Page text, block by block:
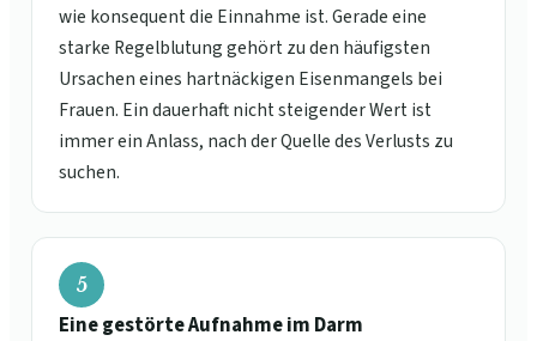
wie konsequent die Einnahme ist. Gerade eine
starke Regelblutung gehört zu den häufigsten
Ursachen eines hartnäckigen Eisenmangels bei
Frauen. Ein dauerhaft nicht steigender Wert ist
immer ein Anlass, nach der Quelle des Verlusts zu
suchen.
5
Eine gestörte Aufnahme im Darm